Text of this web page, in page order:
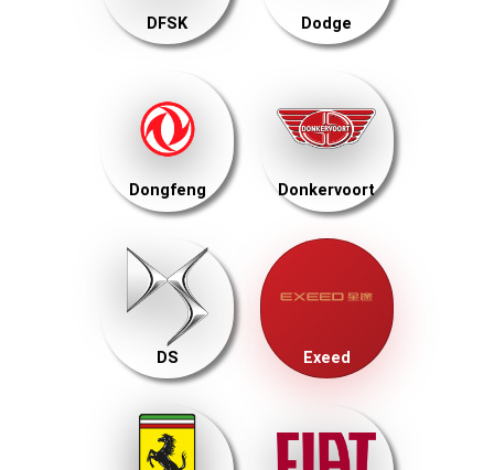
DFSK Dodge
Dongfeng Donkervoort
DS Exeed